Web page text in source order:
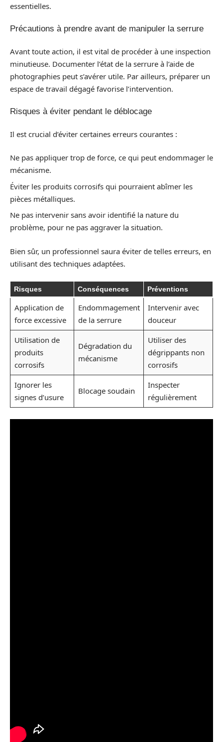
essentielles.
Précautions à prendre avant de manipuler la serrure
Avant toute action, il est vital de procéder à une inspection
minutieuse. Documenter l’état de la serrure à l’aide de
photographies peut s’avérer utile. Par ailleurs, préparer un
espace de travail dégagé favorise l’intervention.
Risques à éviter pendant le déblocage
Il est crucial d’éviter certaines erreurs courantes :
Ne pas appliquer trop de force, ce qui peut endommager le
mécanisme.
Éviter les produits corrosifs qui pourraient abîmer les
pièces métalliques.
Ne pas intervenir sans avoir identifié la nature du
problème, pour ne pas aggraver la situation.
Bien sûr, un professionnel saura éviter de telles erreurs, en
utilisant des techniques adaptées.
Risques Conséquences Préventions
Application de
force excessive
Endommagement
de la serrure
Intervenir avec
douceur
Utilisation de
produits
corrosifs
Dégradation du
mécanisme
Utiliser des
dégrippants non
corrosifs
Ignorer les
signes d’usure
Blocage soudain
Inspecter
régulièrement